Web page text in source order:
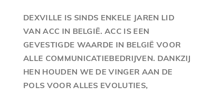
DEXVILLE IS SINDS ENKELE JAREN LID
VAN ACC IN BELGIË. ACC IS EEN
GEVESTIGDE WAARDE IN BELGIË VOOR
ALLE COMMUNICATIEBEDRIJVEN. DANKZIJ
HEN HOUDEN WE DE VINGER AAN DE
POLS VOOR ALLES EVOLUTIES,